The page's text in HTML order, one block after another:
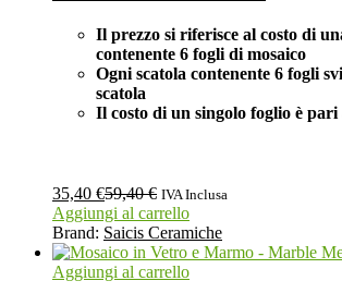
Il prezzo si riferisce al costo di
contenente 6 fogli di mosaico
Ogni scatola contenente 6 fogli
scatola
Il costo di un singolo foglio è pari
35,40 €59,40€ IVA Inclusa
Aggiungi al carrello
Brand: Saicis Ceramiche
Aggiungi al carrello